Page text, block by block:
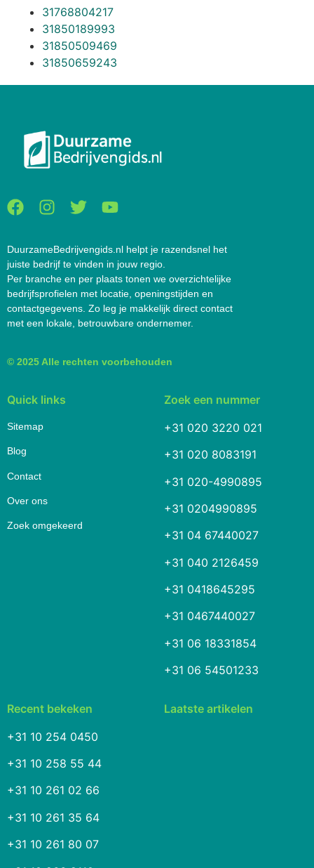
31768804217
31850189993
31850509469
31850659243
DuurzameBedrijvengids.nl helpt je razendsnel het
juiste bedrijf te vinden in jouw regio.
Per branche en per plaats tonen we overzichtelijke
bedrijfsprofielen met locatie, openingstijden en
contactgegevens. Zo leg je makkelijk direct contact
met een lokale, betrouwbare ondernemer.
© 2025 Alle rechten voorbehouden
Quick links
Sitemap
Blog
Contact
Over ons
Zoek omgekeerd
Zoek een nummer
+31 020 3220 021
+31 020 8083191
+31 020-4990895
+31 0204990895
+31 04 67440027
+31 040 2126459
+31 0418645295
+31 0467440027
+31 06 18331854
+31 06 54501233
Recent bekeken
+31 10 254 0450
+31 10 258 55 44
+31 10 261 02 66
+31 10 261 35 64
+31 10 261 80 07
Laatste artikelen